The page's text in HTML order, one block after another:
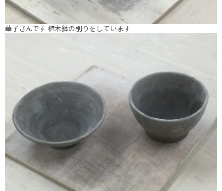
華子さんです 植木鉢の削りをしています